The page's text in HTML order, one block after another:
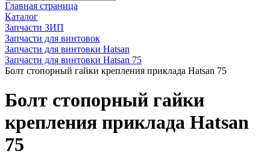
Главная страница
Каталог
Запчасти ЗИП
Запчасти для винтовок
Запчасти для винтовки Hatsan
Запчасти для винтовки Hatsan 75
Болт стопорный гайки крепления приклада Hatsan 75
Болт стопорный гайки
крепления приклада Hatsan
75